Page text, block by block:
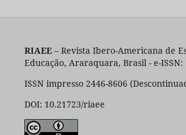
RIAEE– Revista Ibero-Americana de
Educação, Araraquara, Brasil - e-ISSN:
ISSN impresso 2446-8606
DOI: 10.21723/riaee